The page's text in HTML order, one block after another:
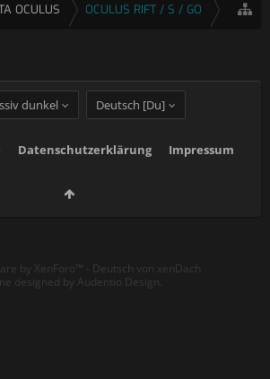
OCULUS OCULUS RIFT / S / GO
dunkel Deutsch [Du]
Datenschutzerklärung Impressum
by XenForo™ - Deutsch von xenDach
designed by Audentio Design.